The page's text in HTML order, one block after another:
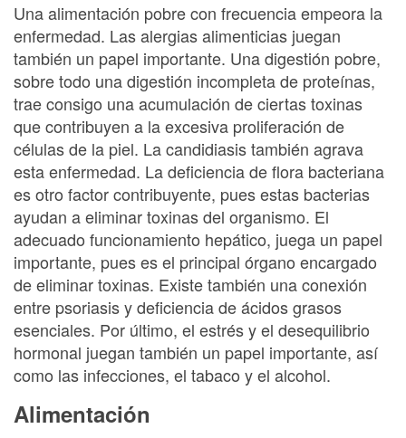
Una alimentación pobre con frecuencia empeora la
enfermedad. Las alergias alimenticias juegan
también un papel importante. Una digestión pobre,
sobre todo una digestión incompleta de proteínas,
trae consigo una acumulación de ciertas toxinas
que contribuyen a la excesiva proliferación de
células de la piel. La candidiasis también agrava
esta enfermedad. La deficiencia de flora bacteriana
es otro factor contribuyente, pues estas bacterias
ayudan a eliminar toxinas del organismo. El
adecuado funcionamiento hepático, juega un papel
importante, pues es el principal órgano encargado
de eliminar toxinas. Existe también una conexión
entre psoriasis y deficiencia de ácidos grasos
esenciales. Por último, el estrés y el desequilibrio
hormonal juegan también un papel importante, así
como las infecciones, el tabaco y el alcohol.
Alimentación